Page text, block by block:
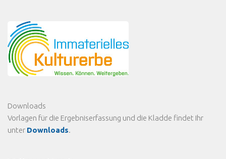
Downloads
Vorlagen für die Ergebniserfassung und die Kladde findet Ihr
unter Downloads.